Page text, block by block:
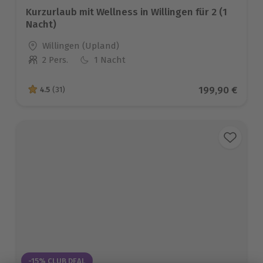
Kurzurlaub mit Wellness in Willingen für 2 (1
Nacht)
Standort
Willingen (Upland)
Anzahl der Teilnehmer
2 Pers. 1 Nacht
4.5 von 5 Sternen basierend auf 31 Bewertungen
4.5 (31) Aktueller
199,90 €
-15% CLUB DEAL